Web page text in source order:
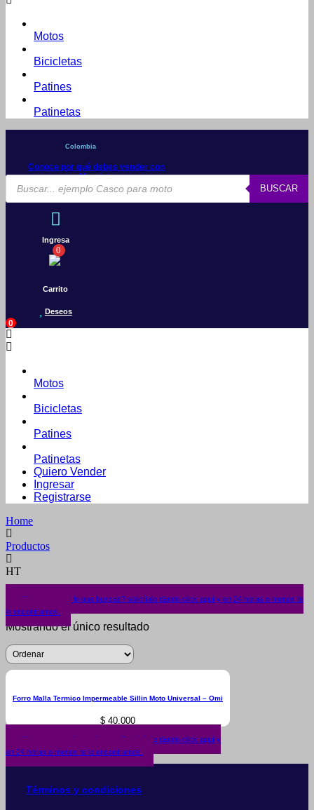
Motos
Bicicletas
Patines
Patinetas
Colombia
Conoce por qué debes vender con
Mercleta
Búsqueda
productos
BUSCAR
Ingresa
0
Carrito
Deseos
0
Motos
Bicicletas
Patines
Patinetas
Quiero Vender
Ingresar
Registrarse
Home
Productos
HT
¿No encuentras lo que buscas? solicítalo dando click aquí y en 24 horas o menos te
lo encontramos.
Mostrando el único resultado
Forro Malla Termico Impermeable Sillin Moto Universal – Omi
$ 40.000
¿No encuentras lo que buscas? solicítalo dando click aquí y
en 24 horas o menos te lo encontramos.
Términos y condiciones